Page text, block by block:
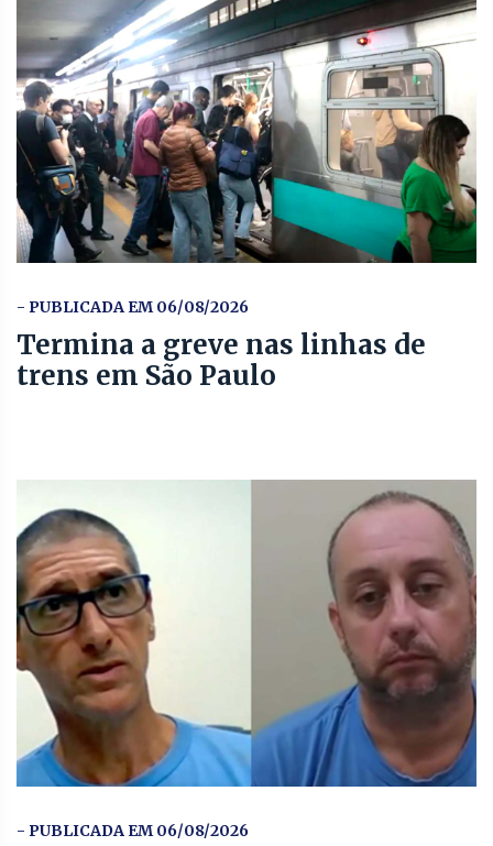
- PUBLICADA EM 06/08/2026
Termina a greve nas linhas de
trens em São Paulo
- PUBLICADA EM 06/08/2026